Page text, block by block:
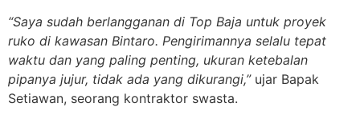
“Saya sudah berlangganan di Top Baja untuk proyek
ruko di kawasan Bintaro. Pengirimannya selalu tepat
waktu dan yang paling penting, ukuran ketebalan
pipanya jujur, tidak ada yang dikurangi,”ujar Bapak
Setiawan, seorang kontraktor swasta.